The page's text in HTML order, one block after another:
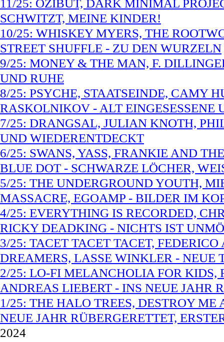
11/25: OZIBUT, DARK MINIMAL
SCHWITZT, MEINE KINDER!
10/25: WHISKEY MYERS, THE
STREET SHUFFLE - ZU DEN WURZELN
9/25: MONEY & THE MAN, F.
UND RUHE
8/25: PSYCHE, STAATSEINDE, CAMY
RASKOLNIKOV - ALT EINGESESSENE
7/25: DRANGSAL, JULIAN KNOTH,
UND WIEDERENTDECKT
6/25: SWANS, YASS, FRANKIE AND
BLUE DOT - SCHWARZE LÖCHER,
5/25: THE UNDERGROUND YOUTH,
MASSACRE, EGOAMP - BILDER IM
4/25: EVERYTHING IS RECORDED,
RICKY DEADKING - NICHTS IST
3/25: TACET TACET TACET,
DREAMERS, LASSE WINKLER - NEUE
2/25: LO-FI MELANCHOLIA FOR KIDS,
ANDREAS LIEBERT - INS NEUE JAHR
1/25: THE HALO TREES, DESTROY
NEUE JAHR RÜBERGERETTET,
2024